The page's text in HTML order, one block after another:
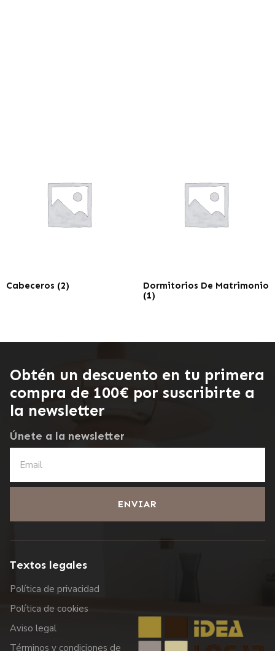
Cabeceros (2)
Dormitorios De Matrimonio
(1)
Obtén un descuento en tu primera
compra de 100€ por suscribirte a
la newsletter
Únete a la newsletter
ENVIAR
Textos legales
Política de privacidad
Política de cookies
Aviso legal
Términos y condiciones de